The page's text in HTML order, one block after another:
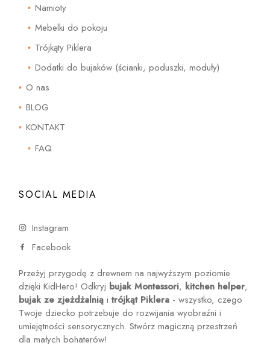
Namioty
Mebelki do pokoju
Trójkąty Piklera
Dodatki do bujaków (ścianki, poduszki, moduły)
O nas
BLOG
KONTAKT
FAQ
SOCIAL MEDIA
Instagram
Facebook
Przeżyj przygodę z drewnem na najwyższym poziomie
dzięki KidHero! Odkryj bujak Montessori, kitchen helper,
bujak ze zjeżdżalniąitrójkąt Piklera - wszystko, czego
Twoje dziecko potrzebuje do rozwijania wyobraźni i
umiejętności sensorycznych. Stwórz magiczną przestrzeń
dla małych bohaterów!